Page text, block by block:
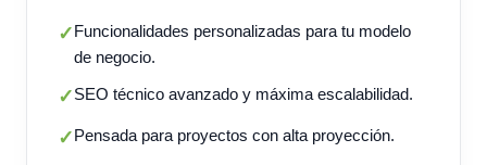
✓Funcionalidades personalizadas para tu modelo
de negocio.
✓SEO técnico avanzado y máxima escalabilidad.
✓Pensada para proyectos con alta proyección.